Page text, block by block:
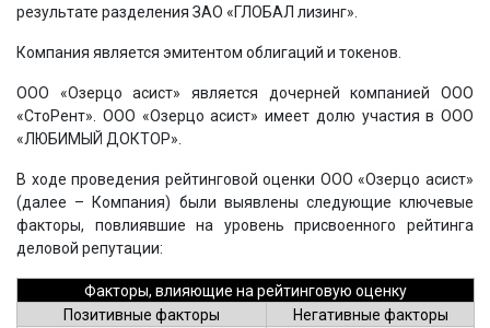
результате разделения ЗАО «ГЛОБАЛ лизинг».
Компания является эмитентом облигаций и токенов.
ООО «Озерцо асист» является дочерней компанией ООО
«СтоРент». ООО «Озерцо асист» имеет долю участия в ООО
«ЛЮБИМЫЙ ДОКТОР».
В ходе проведения рейтинговой оценки ООО «Озерцо асист»
(далее – Компания) были выявлены следующие ключевые
факторы, повлиявшие на уровень присвоенного рейтинга
деловой репутации:
Факторы, влияющие на рейтинговую оценку
Позитивные факторы
Негативные факторы